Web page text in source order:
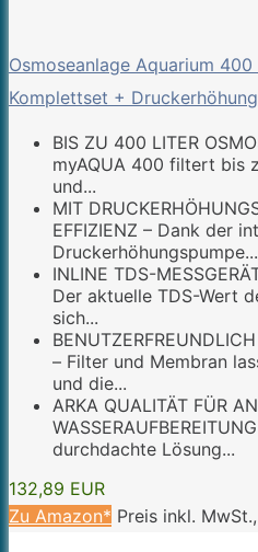
Osmoseanlage Aquarium
Komplettset +
BIS ZU 400 LITER
myAQUA 400 filtert bis
und...
MIT
EFFIZIENZ – Dank der
Druckerhöhungspumpe...
INLINE TDS-
Der aktuelle TDS-Wert
sich...
– Filter und Membran
und die...
ARKA QUALITÄT FÜR
durchdachte Lösung...
132,89 EUR
Zu Amazon* Preis inkl.